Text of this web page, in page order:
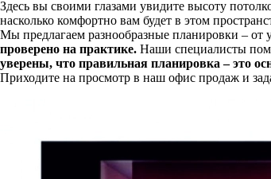
Здесь вы своими глазами увидите высоту
насколько комфортно вам будет в этом
Мы предлагаем разнообразные планировки – от
проверено на практике. Наши специалисты
уверены, что правильная планировка – это
Приходите на просмотр в наш офис продаж и